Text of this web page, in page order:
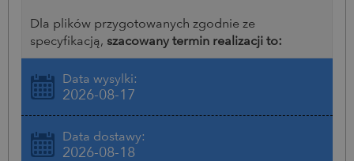
Dla plików przygotowanych zgodnie ze
specyfikacją, szacowany termin realizacji to:
Data wysyłki:
2026-08-17
Data dostawy:
2026-08-18